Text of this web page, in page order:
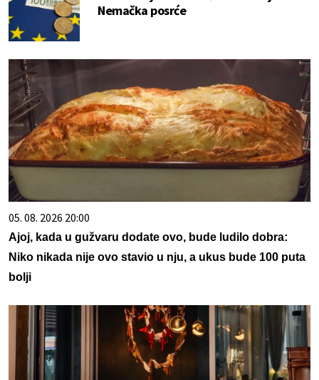
Nemačka posrće
05. 08. 2026 20:00
Ajoj, kada u gužvaru dodate ovo, bude ludilo dobra:
Niko nikada nije ovo stavio u nju, a ukus bude 100 puta
bolji